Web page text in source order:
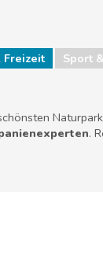
Freizeit Sport
.